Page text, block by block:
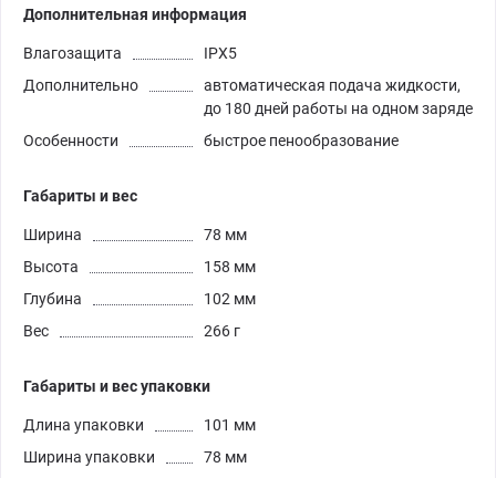
Дополнительная информация
Влагозащита
IPX5
Дополнительно
автоматическая подача жидкости,
до 180 дней работы на одном заряде
Особенности
быстрое пенообразование
Габариты и вес
Ширина
78 мм
Высота
158 мм
Глубина
102 мм
Вес
266 г
Габариты и вес упаковки
Длина упаковки
101 мм
Ширина упаковки
78 мм